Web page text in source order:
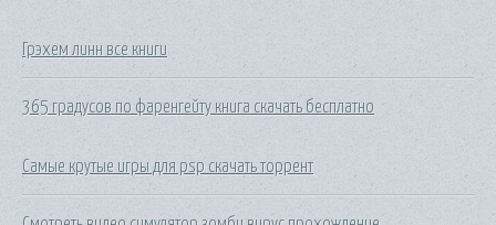
Грэхем линн все книги
365 градусов по фаренгейту книга скачать бесплатно
Самые крутые игры для psp скачать торрент